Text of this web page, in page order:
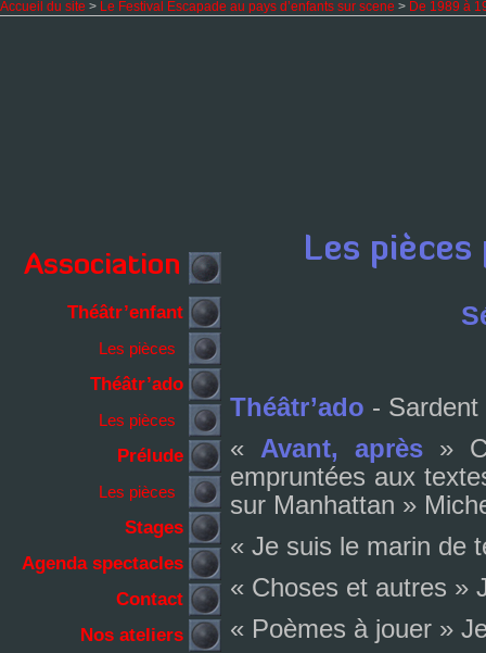
Accueil du site > Le Festival Escapade au pays d’enfants sur scene > De 1989 à
Théâtr’ado - Sardent
« Avant, après»
emprun­tées aux
sur Manhattan »
« Je suis le marin de
« Choses et autres »
« Poèmes à jouer »
Théâtr’enfant
Les pièces
Théâtr’ado
Les pièces
Prélude
Les pièces
Stages
Agenda spectacles
Contact
Nos ateliers